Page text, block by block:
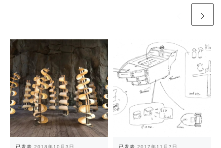
已发表 2018年10月3日 已发表 2017年11月7日